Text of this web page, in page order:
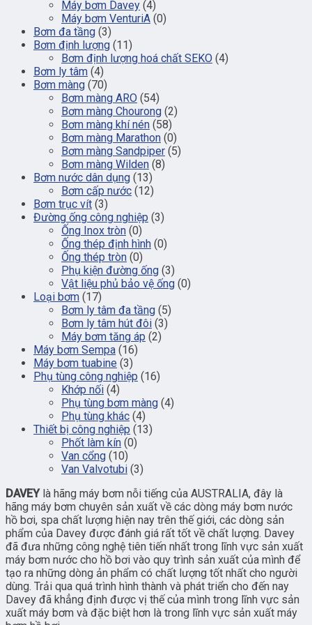
Máy bơm Davey (4)
Máy bơm VenturiA (0)
Bơm đa tầng (3)
Bơm định lượng (11)
Bơm định lượng hoá chất SEKO (4)
Bơm ly tâm (4)
Bơm màng (70)
Bơm màng ARO (54)
Bơm màng Chourong (2)
Bơm màng khí nén (58)
Bơm màng Marathon (0)
Bơm màng Sandpiper (5)
Bơm màng Wilden (8)
Bơm nước dân dụng (13)
Bơm cấp nước (12)
Bơm trục vít (3)
Đường ống công nghiệp (3)
Ống Inox tròn (0)
Ống thép định hình (0)
Ống thép tròn (0)
Phụ kiện đường ống (3)
Vật liệu phủ bảo vệ ống (0)
Loại bơm (17)
Bơm ly tâm đa tầng (5)
Bơm ly tâm hút đôi (3)
Máy bơm tăng áp (2)
Máy bơm Sempa (16)
Máy bơm tuabine (3)
Phụ tùng công nghiệp (16)
Khớp nối (4)
Phụ tùng bơm màng (4)
Phụ tùng khác (4)
Thiết bị công nghiệp (13)
Phốt làm kín (0)
Van cổng (10)
Van Valvotubi (3)
DAVEYlà hãng máy bơm nỗi tiếng của AUSTRALIA, đây là
hãng máy bơm chuyên sản xuất về các dòng máy bơm nước
hồ bơi, spa chất lượng hiện nay trên thế giới, các dòng sản
phẩm của Davey được đánh giá rất tốt về chất lượng. Davey
đã đưa những công nghệ tiên tiến nhất trong lĩnh vực sản xuất
máy bơm nước cho hồ bơi vào quy trình sản xuất của mình để
tạo ra những dòng ản phẩm có chất lượng tốt nhất cho người
dùng. Trải qua quá trình hình thành và phát triển cho đến nay
Davey đã khẳng định được vị thế của mình trong lĩnh vực sản
xuất máy bơm và đặc biệt hơn là trong lĩnh vực sản xuất máy